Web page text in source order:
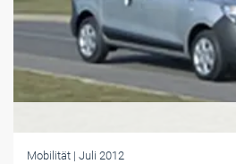
Mobilität | Juli 2012